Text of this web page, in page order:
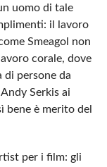
uomo di tale
il lavoro
Smeagol non
corale, dove
di persone da
Serkis ai
bene è merito del
per i film: gli